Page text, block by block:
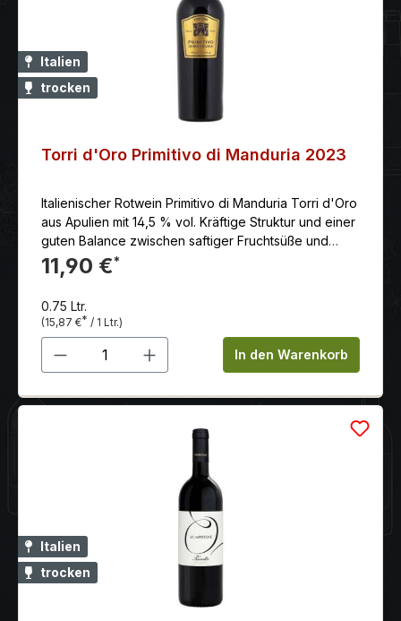
Italien
trocken
Torri d'Oro Primitivo di Manduria 2023
Italienischer Rotwein Primitivo di Manduria Torri d'Oro
aus Apulien mit 14,5 % vol. Kräftige Struktur und einer
guten Balance zwischen saftiger Fruchtsüße und
Säure.
11,90 €*
0.75 Ltr.
(15,87 €* / 1 Ltr.)
Produkt Anzahl: Gib denIn den Warenkorb
Italien
trocken